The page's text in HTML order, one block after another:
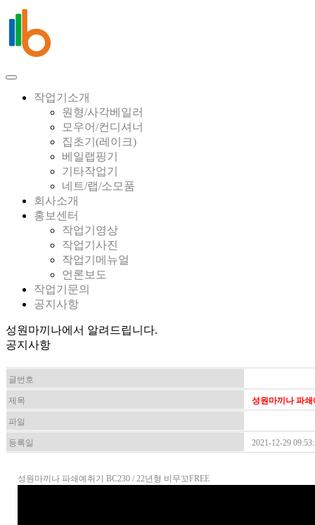
작업기소개
원형/사각베일러
모우어/컨디셔너
집초기(레이크)
베일랩핑기
기타작업기
네트/랩/소모품
회사소개
홍보센터
작업기영상
작업기사진
작업기메뉴얼
언론보도
작업기문의
공지사항
성원마끼나에서 알려드립니다.
공지사항
글번호
제목 성원마끼나 파쇄
파일
등록일 2021-12-29
성원마끼나 파쇄예취기 BC230 / 22년형 비무꼬FREE